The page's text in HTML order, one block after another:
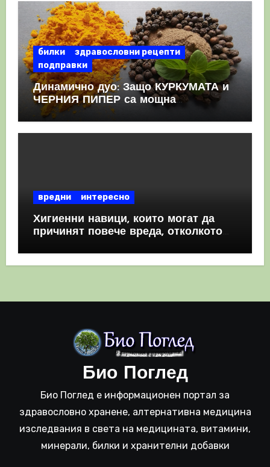
билки
здравословни рецепти
подправки
Динамично дуо: Защо КУРКУМАТА и
ЧЕРНИЯ ПИПЕР са мощна
комбинация
вредни интересно
Хигиенни навици, които могат да
причинят повече вреда, отколкото
Био Поглед
Био Поглед е информационен портал за
здравословно хранене, алтернативна медицина
изследвания в света на медицината, витамини,
минерали, билки и хранителни добавки